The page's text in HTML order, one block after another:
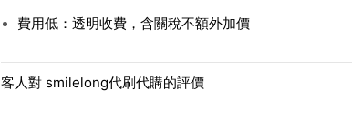
費用低：透明收費，含關稅不額外加價
客人對 smilelong代刷代購的評價